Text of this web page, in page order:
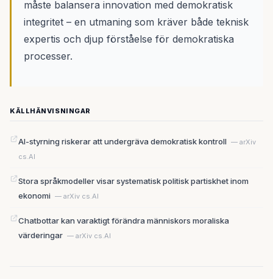
måste balansera innovation med demokratisk
integritet – en utmaning som kräver både teknisk
expertis och djup förståelse för demokratiska
processer.
KÄLLHÄNVISNINGAR
AI-styrning riskerar att undergräva demokratisk kontroll — arXiv
cs.AI
Stora språkmodeller visar systematisk politisk partiskhet inom
ekonomi — arXiv cs.AI
Chatbottar kan varaktigt förändra människors moraliska
värderingar — arXiv cs.AI